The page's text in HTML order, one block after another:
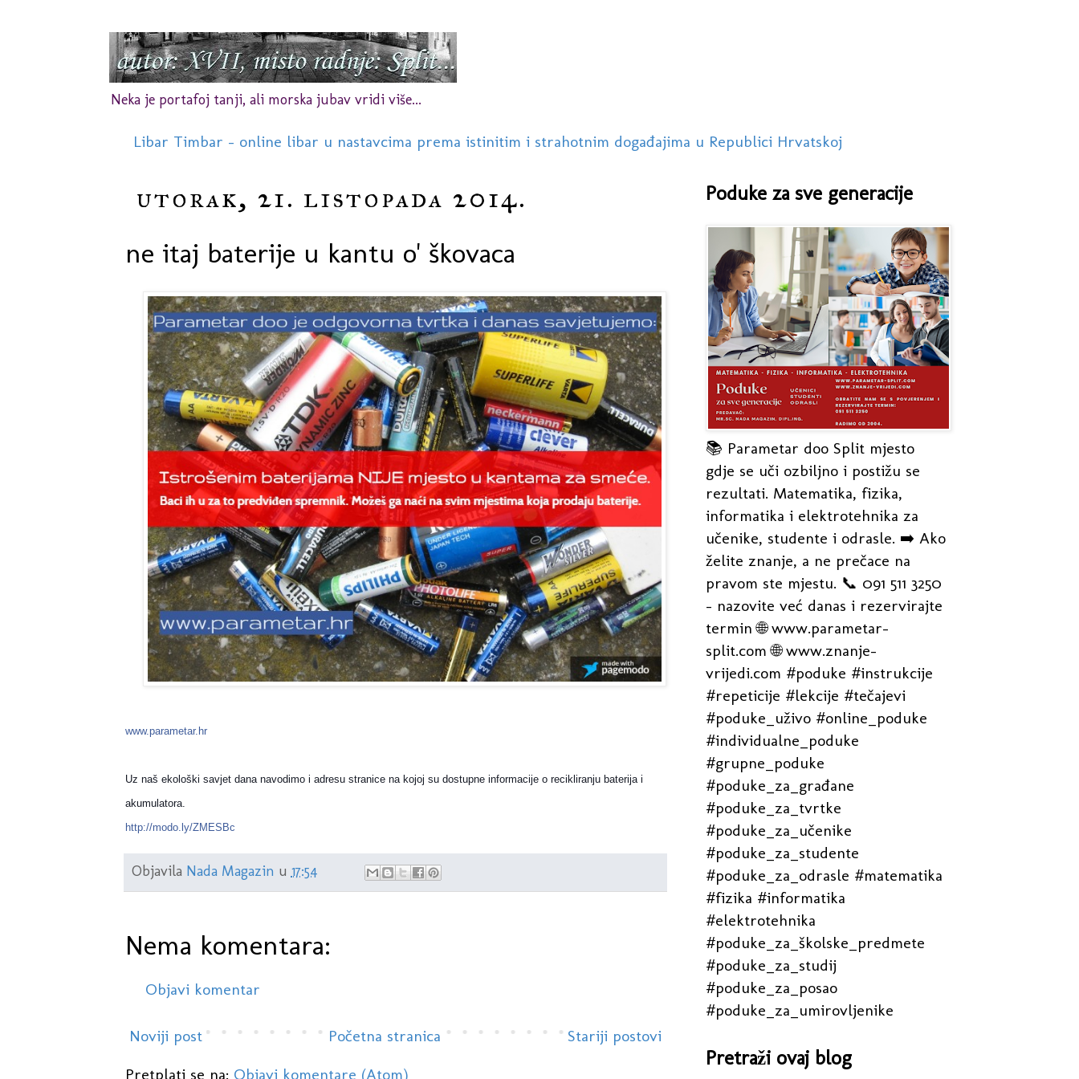
Neka je portafoj tanji, ali morska jubav vridi više...
Libar Timbar - online libar u nastavcima prema istinitim i strahotnim događajima u Republici Hrvatskoj
utorak, 21. listopada 2014.
ne itaj baterije u kantu o' škovaca
www.parametar.hr
Uz naš ekološki savjet dana navodimo i adresu stranice na kojoj su dostupne informacije o recikliranju baterija i
akumulatora.
http://modo.ly/ZMESBc
Objavila Nada Magazin u 17:54
Nema komentara:
Objavi komentar
Noviji post Stariji postovi
Početna stranica
Pretplati se na: Objavi komentare (Atom)
Poduke za sve generacije
📚 Parametar doo Split mjesto
gdje se uči ozbiljno i postižu se
rezultati. Matematika, fizika,
informatika i elektrotehnika za
učenike, studente i odrasle. ➡️ Ako
želite znanje, a ne prečace na
pravom ste mjestu. 📞 091 511 3250
- nazovite već danas i rezervirajte
termin 🌐 www.parametar-
split.com 🌐 www.znanje-
vrijedi.com #poduke #instrukcije
#repeticije #lekcije #tečajevi
#poduke_uživo #online_poduke
#individualne_poduke
#grupne_poduke
#poduke_za_građane
#poduke_za_tvrtke
#poduke_za_učenike
#poduke_za_studente
#poduke_za_odrasle #matematika
#fizika #informatika
#elektrotehnika
#poduke_za_školske_predmete
#poduke_za_studij
#poduke_za_posao
#poduke_za_umirovljenike
Pretraži ovaj blog